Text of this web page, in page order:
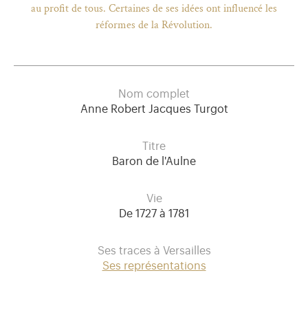
au profit de tous. Certaines de ses idées ont influencé les
réformes de la Révolution.
Nom complet
Anne Robert Jacques Turgot
Titre
Baron de l'Aulne
Vie
De 1727 à 1781
Ses traces à Versailles
Ses représentations